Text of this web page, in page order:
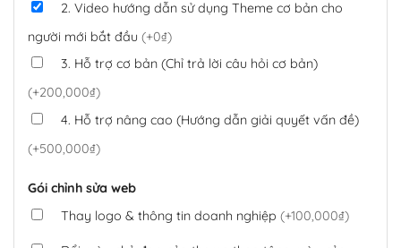
2. Video hướng dẫn sử dụng Theme cơ bản cho
người mới bắt đầu (+0₫)
3. Hỗ trợ cơ bản (Chỉ trả lời câu hỏi cơ bản)
(+200,000₫)
4. Hỗ trợ nâng cao (Hướng dẫn giải quyết vấn đề)
(+500,000₫)
Gói chỉnh sửa web
Thay logo & thông tin doanh nghiệp (+100,000₫)